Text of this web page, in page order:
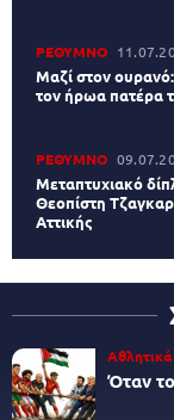
ΡΕΘΥΜΝΟ
Μαζί στον
τον ήρωα πατέρα
ΡΕΘΥΜΝΟ
Μεταπτυχιακό
Θεοπίστη
Αττικής
Αθλητικά
Όταν